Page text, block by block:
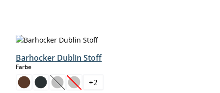
Barhocker Dublin Stoff
Farbeauswählen
(Diese Option ist zurzeit nicht verfügbar.)
(Diese Option ist zurzeit nicht verfügbar.)
+2